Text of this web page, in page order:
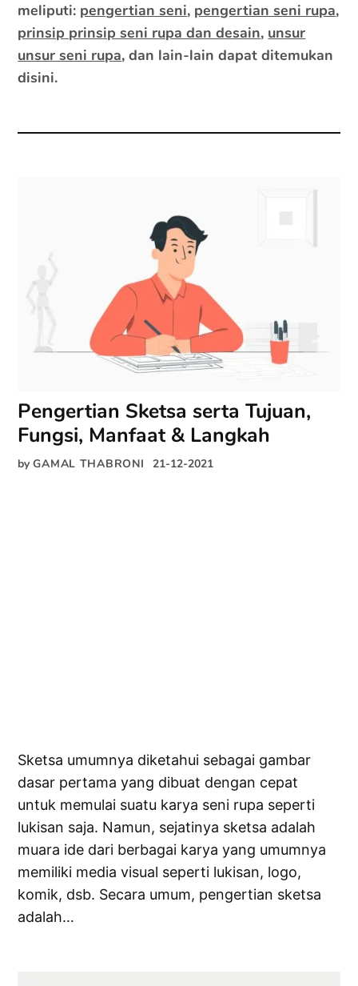
meliputi: pengertian seni, pengertian seni rupa,
prinsip prinsip seni rupa dan desain, unsur
unsur seni rupa, dan lain-lain dapat ditemukan
disini.
Pengertian Sketsa serta Tujuan,
Fungsi, Manfaat & Langkah
by GAMAL THABRONI 21-12-2021
Sketsa umumnya diketahui sebagai gambar
dasar pertama yang dibuat dengan cepat
untuk memulai suatu karya seni rupa seperti
lukisan saja. Namun, sejatinya sketsa adalah
muara ide dari berbagai karya yang umumnya
memiliki media visual seperti lukisan, logo,
komik, dsb. Secara umum, pengertian sketsa
adalah…